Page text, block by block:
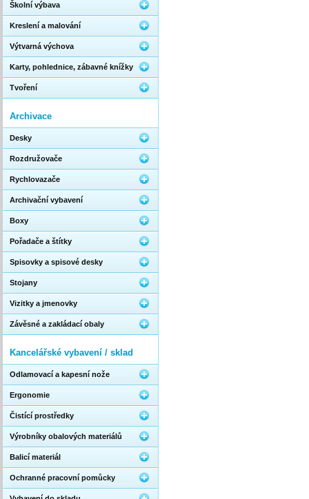
Školní výbava
Kreslení a malování
Výtvarná výchova
Karty, pohlednice, zábavné knížky
Tvoření
Archivace
Desky
Rozdružovače
Rychlovazače
Archivační vybavení
Boxy
Pořadače a štítky
Spisovky a spisové desky
Stojany
Vizitky a jmenovky
Závěsné a zakládací obaly
Kancelářské vybavení / sklad
Odlamovací a kapesní nože
Ergonomie
Čistící prostředky
Výrobníky obalových materiálů
Balicí materiál
Ochranné pracovní pomůcky